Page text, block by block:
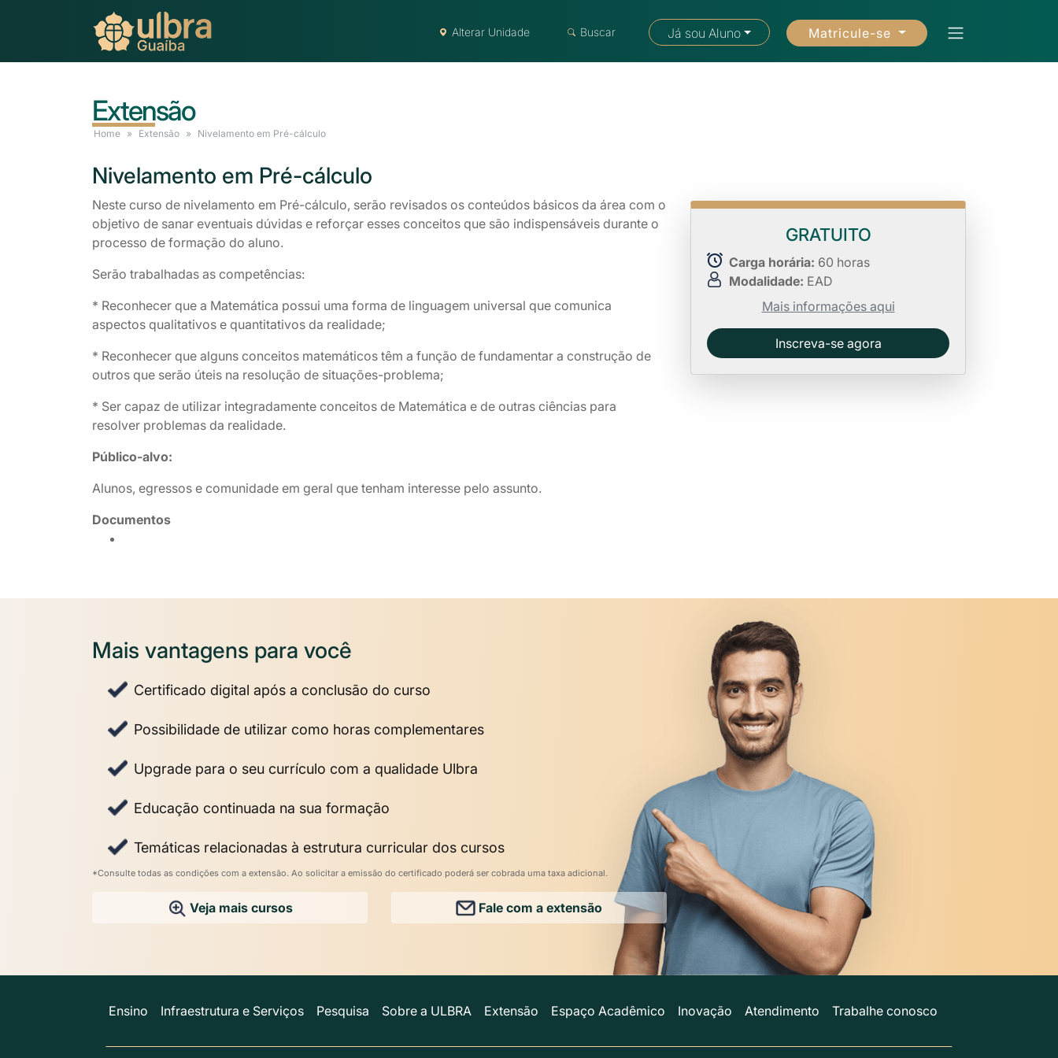
Alterar Unidade Buscar Já sou Aluno Matricule-se
Extensão
Home Extensão Nivelamento em Pré-cálculo
Nivelamento em Pré-cálculo
Neste curso de nivelamento em Pré-cálculo, serão revisados os conteúdos básicos da área com o
objetivo de sanar eventuais dúvidas e reforçar esses conceitos que são indispensáveis durante o
processo de formação do aluno.
Serão trabalhadas as competências:
* Reconhecer que a Matemática possui uma forma de linguagem universal que comunica
aspectos qualitativos e quantitativos da realidade;
* Reconhecer que alguns conceitos matemáticos têm a função de fundamentar a construção de
outros que serão úteis na resolução de situações-problema;
* Ser capaz de utilizar integradamente conceitos de Matemática e de outras ciências para
resolver problemas da realidade.
Público-alvo:
Alunos, egressos e comunidade em geral que tenham interesse pelo assunto.
Documentos
GRATUITO
Carga horária: 60 horas
Modalidade: EAD
Mais informações aqui
Inscreva-se agora
Mais vantagens para você
Certificado digital após a conclusão do curso
Possibilidade de utilizar como horas complementares
Upgrade para o seu currículo com a qualidade Ulbra
Educação continuada na sua formação
Temáticas relacionadas à estrutura curricular dos cursos
*Consulte todas as condições com a extensão. Ao solicitar a emissão do certificado poderá ser cobrada uma taxa adicional.
Veja mais cursos Fale com a extensão
Ensino Infraestrutura e Serviços Pesquisa Sobre a ULBRA Extensão Espaço Acadêmico Inovação Atendimento Trabalhe conosco